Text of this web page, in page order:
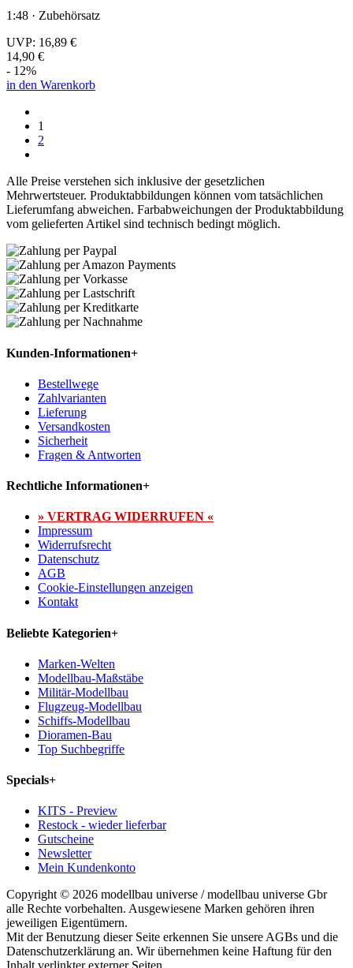
1:48 · Zubehörsatz
UVP: 16,89 €
14,90 €
- 12%
in den Warenkorb
1
2
Alle Preise verstehen sich inklusive der gesetzlichen
Mehrwertsteuer. Produktabbildungen können vom tatsächlichen
Lieferumfang abweichen. Farbabweichungen der Produktabbildung
vom gelieferten Artikel sind technisch bedingt möglich.
Kunden-Informationen+
Bestellwege
Zahlvarianten
Lieferung
Versandkosten
Sicherheit
Fragen & Antworten
Rechtliche Informationen+
» VERTRAG WIDERRUFEN «
Impressum
Widerrufsrecht
Datenschutz
AGB
Cookie-Einstellungen anzeigen
Kontakt
Beliebte Kategorien+
Marken-Welten
Modellbau-Maßstäbe
Militär-Modellbau
Flugzeug-Modellbau
Schiffs-Modellbau
Dioramen-Bau
Top Suchbegriffe
Specials+
KITS - Preview
Restock - wieder lieferbar
Gutscheine
Newsletter
Mein Kundenkonto
Copyright © 2026 modellbau universe / modellbau universe Gbr
alle Rechte vorbehalten. Ausgewiesene Marken gehören ihren
jeweiligen Eigentümern.
Mit der Benutzung dieser Seite erkennen Sie unsere AGBs und die
Datenschutzerklärung an. Wir übernehmen keine Haftung für den